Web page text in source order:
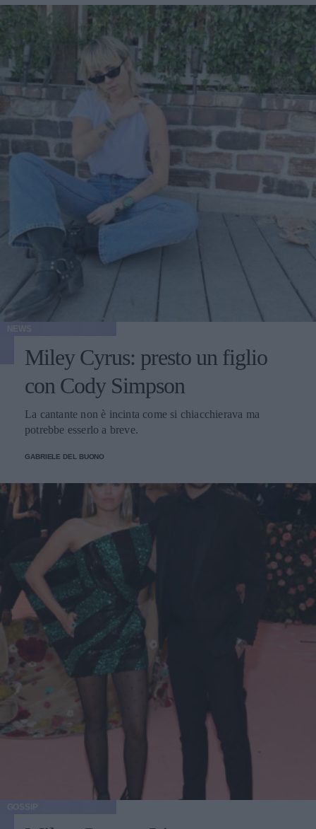
Miley Cyrus: presto un figlio
con Cody Simpson
La cantante non è incinta come si chiacchierava ma
potrebbe esserlo a breve.
GABRIELE DEL BUONO